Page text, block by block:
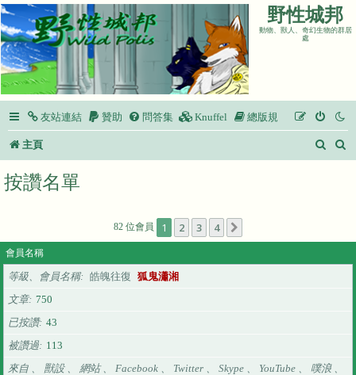
野性城邦
動物、獸人、奇幻生物的群居
處
友站連結 贊助 問答集 Knuffel 總版規
主頁
搜
按讚名單
82 位會員 1 2 3 4
會員名稱
等級、會員名稱 皓魄往復 狐鬼瀟湘
文章 750
已按讚 43
被讚過
113
來自 、 獸設 、 網站 、 Facebook 、 Twitter 、 Skype 、 YouTube 、 噗浪 、